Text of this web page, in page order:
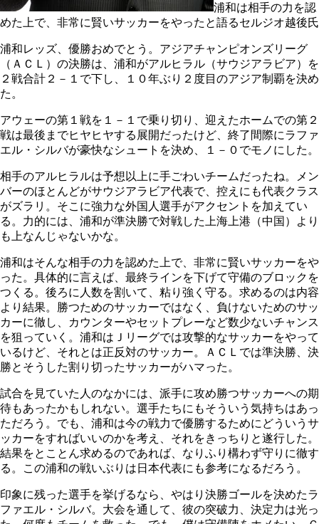
浦和は相手の力を認
めた上で、非常に賢いサッカーをやったと語るセルジオ越後氏
浦和レッズ、優勝おめでとう。アジアチャンピオンズリーグ
（ＡＣＬ）の決勝は、浦和がアルヒラル（サウジアラビア）を
２戦合計２－１で下し、１０年ぶり２度目のアジア制覇を決め
た。
アウェーの第１戦を１－１で乗り切り、迎えたホームでの第２
戦は最後までヒヤヒヤする展開だったけど、終了間際にラファ
エル・シルバが豪快なシュートを決め、１－０でモノにした。
相手のアルヒラルは予想以上に手ごわいチームだったね。メン
バーのほとんどがサウジアラビア代表で、控えにも代表クラス
がズラリ。そこに強力な外国人選手がアクセントを加えてい
る。力的には、浦和が準決勝で対戦した上海上港（中国）より
も上なんじゃないかな。
浦和はそんな相手の力を認めた上で、非常に賢いサッカーをや
った。具体的に言えば、最終ラインを下げて守備のブロックを
つくる。後ろに人数を割いて、粘り強く守る。求めるのは内容
より結果。勝つためのサッカーではなく、負けないためのサッ
カーに徹し、カウンターやセットプレーなど数少ないチャンス
を狙っていく。浦和はＪリーグでは攻撃的なサッカーをやって
いるけど、それとは正反対のサッカー。ＡＣＬでは準決勝、決
勝とそうした割り切ったサッカーがハマった。
試合を見ていた人のなかには、派手に攻め勝つサッカーへの期
待もあったかもしれない。選手たちにもそういう気持ちはあっ
ただろう。でも、浦和は今の戦力で優勝するためにどういうサ
ッカーをすればいいのかを考え、それをきっちりと遂行した。
結果をとことん求めるのであれば、なりふり構わず守りに徹す
る。この浦和の戦いぶりは日本代表にも参考になるだろう。
印象に残った選手を挙げるなら、やはり決勝ゴールを決めたラ
ファエル・シルバ。大会を通して、彼の突破力、決定力は光っ